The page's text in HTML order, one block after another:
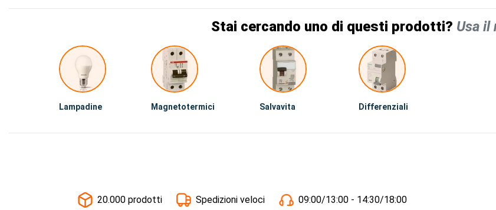
Stai cercando uno di questi prodotti? Usa il
Lampadine Magnetotermici Salvavita Differenziali
20.000 prodotti Spedizioni veloci 09:00/13:00 - 14:30/18:00